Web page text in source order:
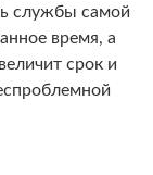
службы самой
время, а
срок и